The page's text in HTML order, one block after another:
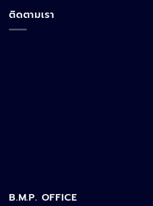
ติดตามเรา
B.M.P. OFFICE